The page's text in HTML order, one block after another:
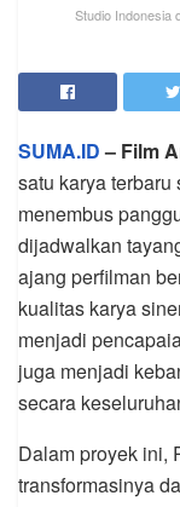
Studio Indonesia
SUMA.ID– Film
satu karya
menembus
dijadwalkan
ajang perfilman
kualitas karya
menjadi
juga menjadi
secara
Dalam proyek ini,
transformasinya